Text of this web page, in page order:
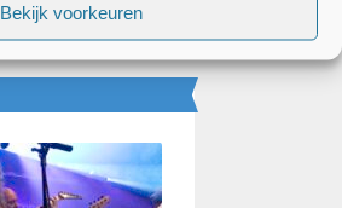
Bekijk voorkeuren